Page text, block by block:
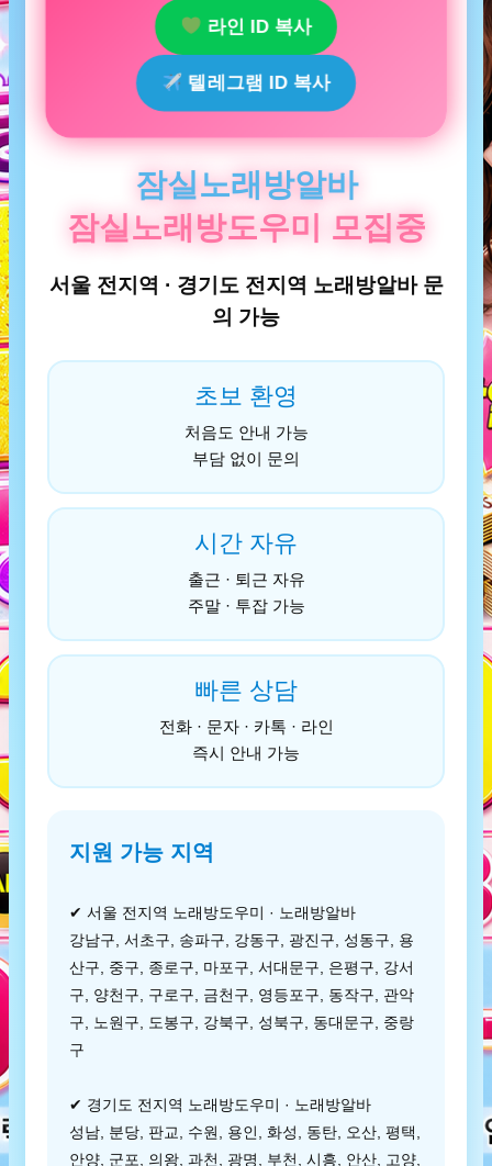
라인 ID 복사
텔레그램 ID 복사
잠실노래방알바
잠실노래방도우미 모집중
서울 전지역 · 경기도 전지역 노래방알바 문
의 가능
초보 환영
처음도 안내 가능
부담 없이 문의
시간 자유
출근 · 퇴근 자유
주말 · 투잡 가능
빠른 상담
전화 · 문자 · 카톡 · 라인
즉시 안내 가능
지원 가능 지역
✔ 서울 전지역 노래방도우미 · 노래방알바
강남구, 서초구, 송파구, 강동구, 광진구, 성동구, 용
산구, 중구, 종로구, 마포구, 서대문구, 은평구, 강서
구, 양천구, 구로구, 금천구, 영등포구, 동작구, 관악
구, 노원구, 도봉구, 강북구, 성북구, 동대문구, 중랑
구
✔ 경기도 전지역 노래방도우미 · 노래방알바
성남, 분당, 판교, 수원, 용인, 화성, 동탄, 오산, 평택,
안양, 군포, 의왕, 과천, 광명, 부천, 시흥, 안산, 고양,